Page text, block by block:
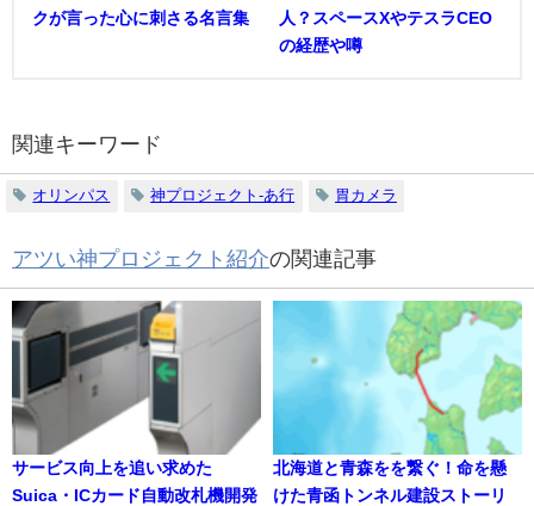
クが言った心に刺さる名言集
人？スペースXやテスラCEO
の経歴や噂
関連キーワード
オリンパス 神プロジェクト-あ行 胃カメラ
アツい神プロジェクト紹介の関連記事
サービス向上を追い求めた
Suica・ICカード自動改札機開発
北海道と青森をを繋ぐ！命を懸
けた青函トンネル建設ストーリ